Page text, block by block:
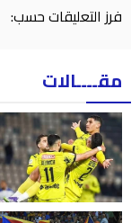
فرز التعليقات حسب:
مقــــالات